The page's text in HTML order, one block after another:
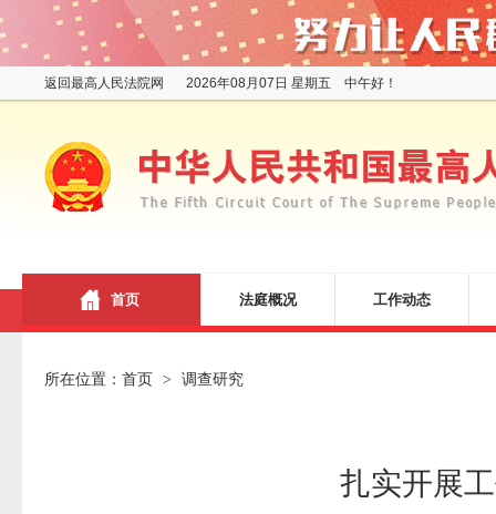
返回最高人民法院网 2026年08月07日 星期五 中午好！
首页 法庭概况 工作动态
所在位置： 首页 > 调查研究
扎实开展